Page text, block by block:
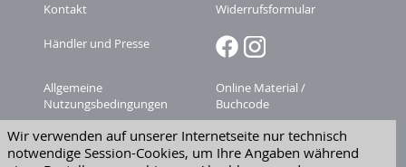
Wir verwenden auf unserer Internetseite nur technisch
notwendige Session-Cookies, um Ihre Angaben während
Kontakt Widerrufsformular
Händler und Presse
Allgemeine
Nutzungsbedingungen
Online Material /
Buchcode
Zeitschriften-
Abonnement kündigen
Versandkosten